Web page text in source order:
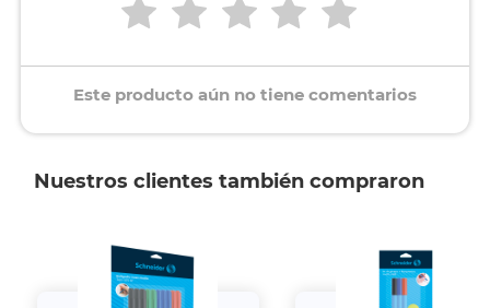
Este producto aún no tiene comentarios
Nuestros clientes también compraron